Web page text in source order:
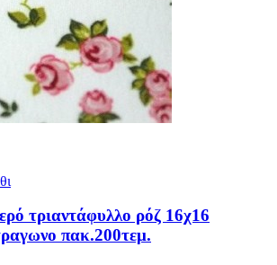
τριαντάφυλλο ρόζ 16χ16
πακ.200τεμ.